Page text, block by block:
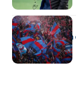
Fútbol
Boedo ya
Huracán